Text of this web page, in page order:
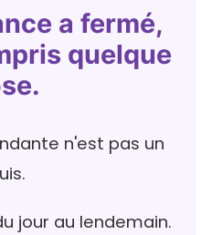
a fermé,
quelque
n'est pas un
jour au lendemain.